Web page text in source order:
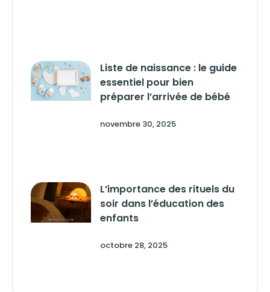
Liste de naissance : le guide
essentiel pour bien
préparer l’arrivée de bébé
novembre 30, 2025
L’importance des rituels du
soir dans l’éducation des
enfants
octobre 28, 2025